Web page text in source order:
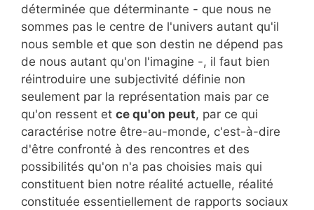
déterminée que déterminante - que nous ne
sommes pas le centre de l'univers autant qu'il
nous semble et que son destin ne dépend pas
de nous autant qu'on l'imagine -, il faut bien
réintroduire une subjectivité définie non
seulement par la représentation mais par ce
qu'on ressent et ce qu'on peut, par ce qui
caractérise notre être-au-monde, c'est-à-dire
d'être confronté à des rencontres et des
possibilités qu'on n'a pas choisies mais qui
constituent bien notre réalité actuelle, réalité
constituée essentiellement de rapports sociaux